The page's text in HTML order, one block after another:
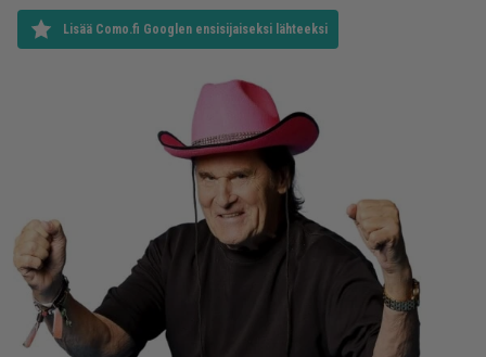
Lisää Como.fi Googlen ensisijaiseksi lähteeksi